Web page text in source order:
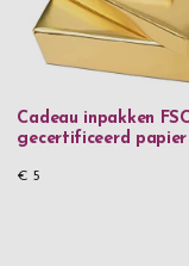
Cadeau inpakken
gecertificeerd papier
€ 5